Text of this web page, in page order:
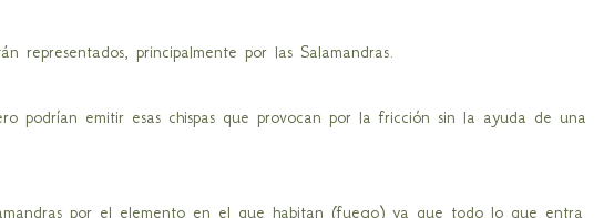
representados, principalmente por las Salamandras.
podrían emitir esas chispas que provocan por la fricción sin la ayuda de una
por el elemento en el que habitan (fuego) ya que todo lo que entra